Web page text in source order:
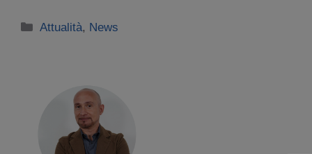
Categorie
Attualità, News